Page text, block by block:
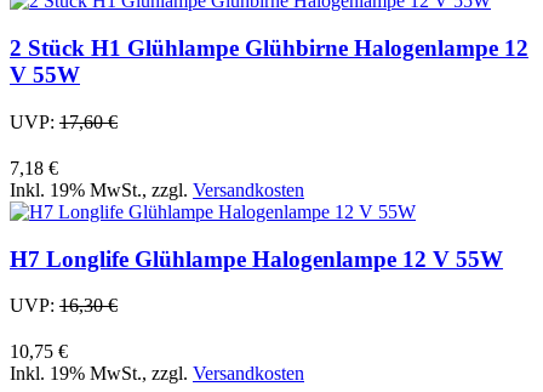
2 Stück H1 Glühlampe Glühbirne Halogenlampe 12
V 55W
UVP: 17,60 €
7,18 €
Inkl. 19% MwSt., zzgl. Versandkosten
H7 Longlife Glühlampe Halogenlampe 12 V 55W
UVP: 16,30 €
10,75 €
Inkl. 19% MwSt., zzgl. Versandkosten